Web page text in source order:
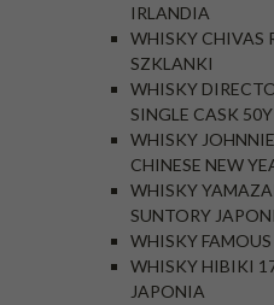
IRLANDIA
WHISKY CHIVAS
SZKLANKI
WHISKY
SINGLE CASK
WHISKY
CHINESE NEW
WHISKY
SUNTORY
WHISKY
WHISKY HIBIKI
JAPONIA